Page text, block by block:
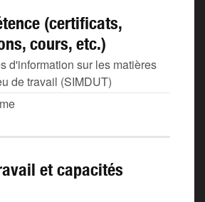
(certificats,
cours, etc.)
d'information sur les matières
de travail (SIMDUT)
et capacités